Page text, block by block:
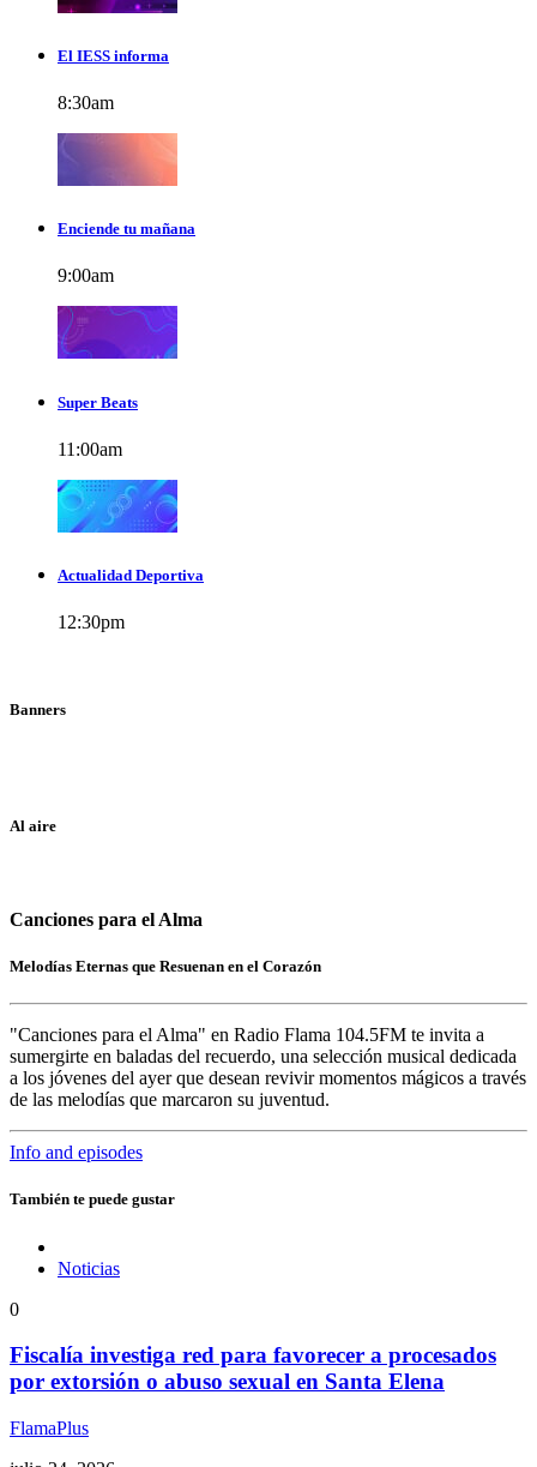
El IESS informa
8:30am
Enciende tu mañana
9:00am
Super Beats
11:00am
Actualidad Deportiva
12:30pm
Banners
Al aire
Canciones para el Alma
Melodías Eternas que Resuenan en el Corazón
"Canciones para el Alma" en Radio Flama 104.5FM te invita a
sumergirte en baladas del recuerdo, una selección musical dedicada
a los jóvenes del ayer que desean revivir momentos mágicos a través
de las melodías que marcaron su juventud.
Info and episodes
También te puede gustar
Noticias
0
Fiscalía investiga red para favorecer a procesados
por extorsión o abuso sexual en Santa Elena
FlamaPlus